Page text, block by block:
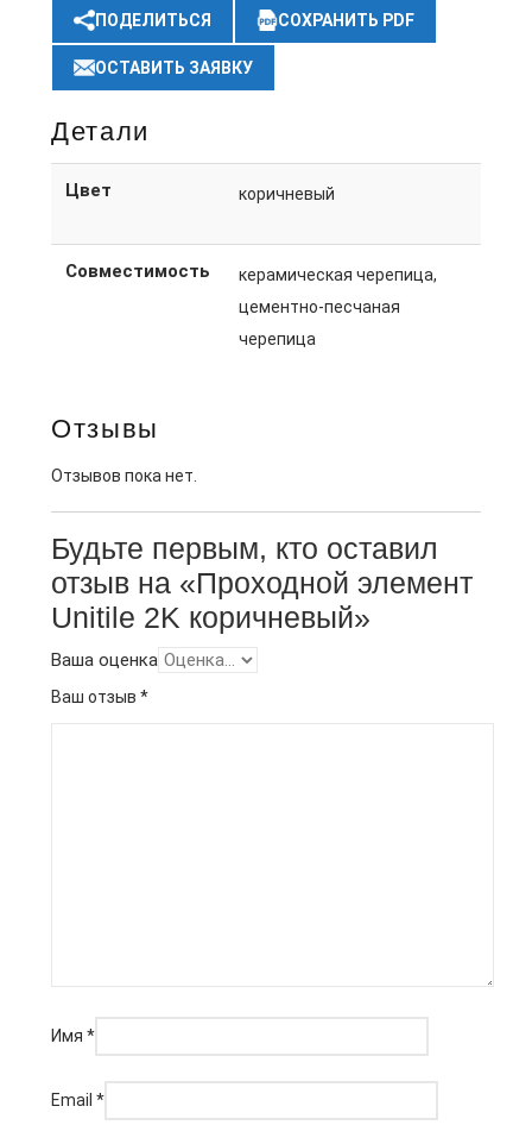
ПОДЕЛИТЬСЯ СОХРАНИТЬ PDF
ОСТАВИТЬ ЗАЯВКУ
Детали
Цвет коричневый
Совместимость
керамическая черепица,
цементно-песчаная
черепица
Отзывы
Отзывов пока нет.
Будьте первым, кто оставил
отзыв на «Проходной элемент
Unitile 2K коричневый»
Ваша оценка
Ваш отзыв *
Имя *
Email *